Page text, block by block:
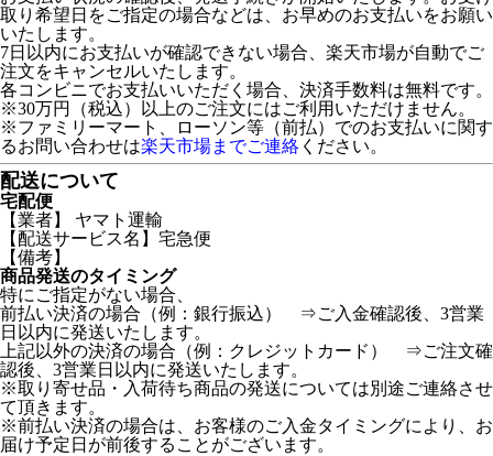
取り希望日をご指定の場合などは、お早めのお支払いをお願い
いたします。
7日以内にお支払いが確認できない場合、楽天市場が自動でご
注文をキャンセルいたします。
各コンビニでお支払いいただく場合、決済手数料は無料です。
※30万円（税込）以上のご注文にはご利用いただけません。
※ファミリーマート、ローソン等（前払）でのお支払いに関す
るお問い合わせは楽天市場までご連絡 ください。
配送について
宅配便
【業者】 ヤマト運輸
【配送サービス名】宅急便
【備考】
商品発送のタイミング
特にご指定がない場合、
前払い決済の場合（例：銀行振込） ⇒ご入金確認後、3営業
日以内に発送いたします。
上記以外の決済の場合（例：クレジットカード） ⇒ご注文確
認後、3営業日以内に発送いたします。
※取り寄せ品・入荷待ち商品の発送については別途ご連絡させ
て頂きます。
※前払い決済の場合は、お客様のご入金タイミングにより、お
届け予定日が前後することがございます。